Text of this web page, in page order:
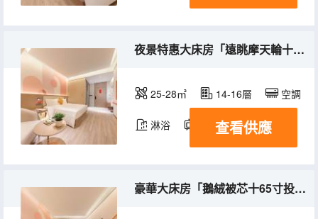
夜景特惠大床房「遠眺摩天輪十干濕分離十賞城市霓虹」
25-28㎡ 14-16層 空調
淋浴 電視機
查看供應
豪華大床房「鵝絨被芯十65寸投屏電視十高空城景」